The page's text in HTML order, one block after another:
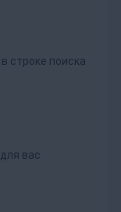
строке поиска
вас